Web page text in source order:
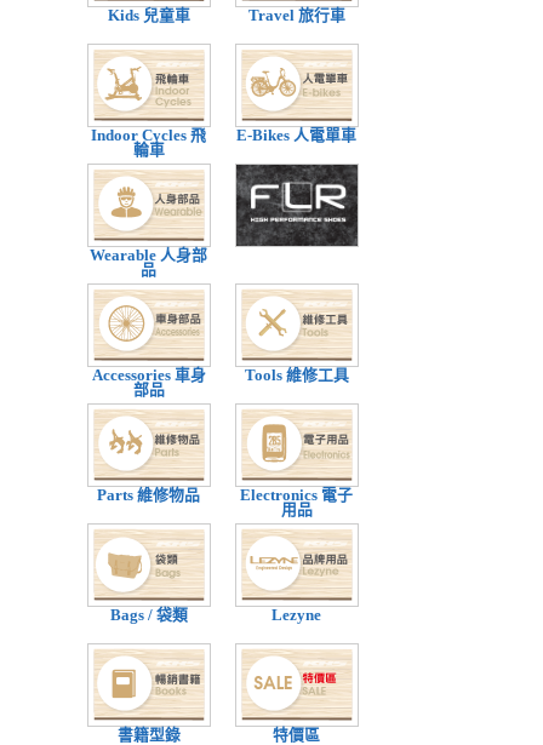
Kids 兒童車 Travel 旅行車
Indoor Cycles 飛
輪車
E-Bikes 人電單車
Wearable 人身部
品
Accessories 車身
部品
Tools 維修工具
Parts 維修物品
Electronics 電子
用品
Bags / 袋類 Lezyne
書籍型錄 特價區